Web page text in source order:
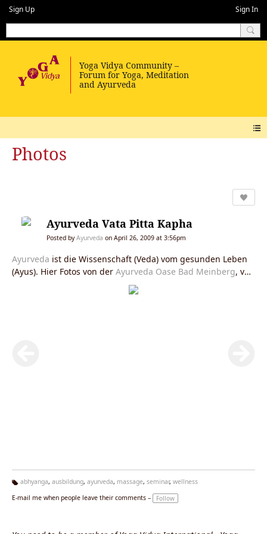
Sign Up Sign In
Photos
Ayurveda Vata Pitta Kapha
Posted byAyurveda on April 26, 2009 at 3:56pm
Ayurveda ist die Wissenschaft (Veda) vom gesunden Leben
(Ayus). Hier Fotos von der Ayurveda Oase Bad Meinberg, von
Ayurveda Massage Ausbildung
g
abhyanga, ausbildung, ayurveda, massage, seminar, wellness
E-mail me when people leave their comments –
Follow